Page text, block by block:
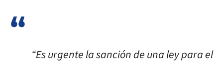
“Es urgente la sanción de una ley para el